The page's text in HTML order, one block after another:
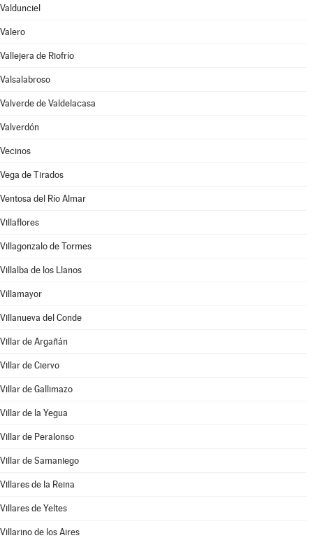
Valdunciel
Valero
Vallejera de Riofrío
Valsalabroso
Valverde de Valdelacasa
Valverdón
Vecinos
Vega de Tirados
Ventosa del Río Almar
Villaflores
Villagonzalo de Tormes
Villalba de los Llanos
Villamayor
Villanueva del Conde
Villar de Argañán
Villar de Ciervo
Villar de Gallimazo
Villar de la Yegua
Villar de Peralonso
Villar de Samaniego
Villares de la Reina
Villares de Yeltes
Villarino de los Aires